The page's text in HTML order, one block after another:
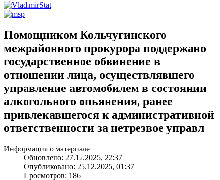
Помощником Кольчугинского
межрайонного прокурора поддержано
государственное обвинение в
отношении лица, осуществлявшего
управление автомобилем в состоянии
алкогольного опьянения, ранее
привлекавшегося к административной
ответственности за нетрезвое управл
Информация о материале
Обновлено: 27.12.2025, 22:37
Опубликовано: 25.12.2025, 01:37
Просмотров: 186